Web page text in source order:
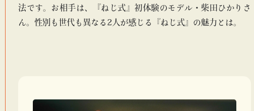
法です。お相手は、『ねじ式』初体験のモデル・柴田ひかりさ
ん。性別も世代も異なる2人が感じる『ねじ式』の魅力とは。